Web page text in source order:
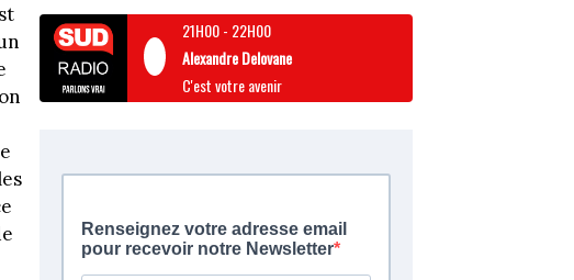
21H00- 22H00
Alexandre Delovane
C'est votre avenir